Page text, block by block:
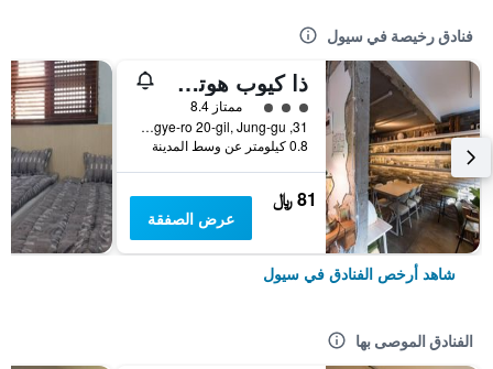
فنادق رخيصة في سيول
ذا كيوب هوتل - دار ضيافة
تقييم فئة 3ممتاز 8.4
31, Toegye-ro 20-gil, Jung-gu, سيول, كوريا الجنوبية
0.8 كيلومتر عن وسط المدينة
81 ﷼
عرض الصفقة
شاهد أرخص الفنادق في سيول
الفنادق الموصى بها